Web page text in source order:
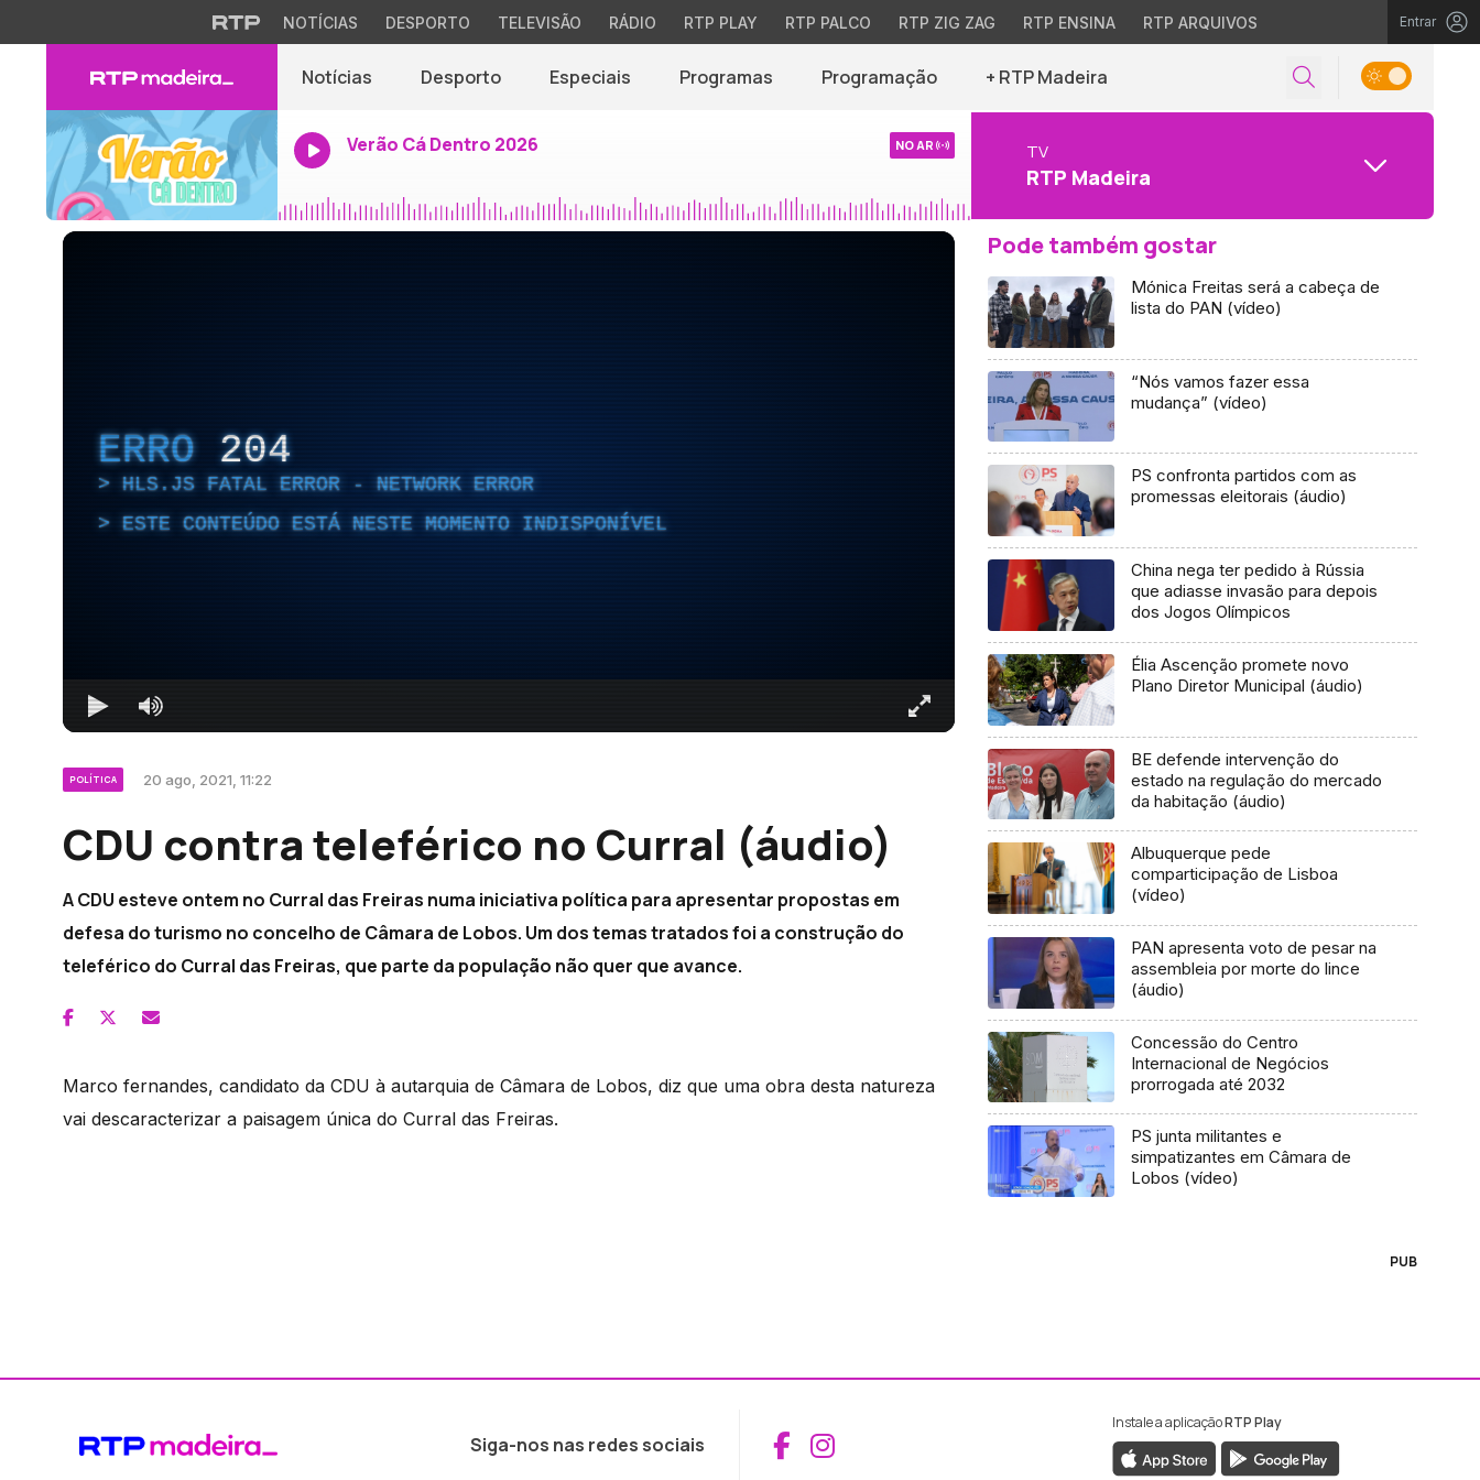
NOTÍCIAS DESPORTO TELEVISÃO RÁDIO RTP PLAY RTP PALCO RTP ZIG ZAG RTP ENSINA RTP ARQUIVOS Entrar
Notícias Desporto Especiais Programas Programação + RTP Madeira
Verão Cá Dentro 2026 NO AR TV
RTP Madeira
ERRO 204
HLS.JS FATAL ERROR - NETWORK ERROR
ESTE CONTEÚDO ESTÁ NESTE MOMENTO INDISPONÍVEL
POLÍTICA 20 ago, 2021, 11:22
CDU contra teleférico no Curral (áudio)
A CDU esteve ontem no Curral das Freiras numa iniciativa política para apresentar propostas em
defesa do turismo no concelho de Câmara de Lobos. Um dos temas tratados foi a construção do
teleférico do Curral das Freiras, que parte da população não quer que avance.
Marco fernandes, candidato da CDU à autarquia de Câmara de Lobos, diz que uma obra desta natureza
vai descaracterizar a paisagem única do Curral das Freiras.
Pode também gostar
Mónica Freitas será a cabeça de
lista do PAN (vídeo)
“Nós vamos fazer essa
mudança” (vídeo)
PS confronta partidos com as
promessas eleitorais (áudio)
China nega ter pedido à Rússia
que adiasse invasão para depois
dos Jogos Olímpicos
Élia Ascenção promete novo
Plano Diretor Municipal (áudio)
BE defende intervenção do
estado na regulação do mercado
da habitação (áudio)
Albuquerque pede
comparticipação de Lisboa
(vídeo)
PAN apresenta voto de pesar na
assembleia por morte do lince
(áudio)
Concessão do Centro
Internacional de Negócios
prorrogada até 2032
PS junta militantes e
simpatizantes em Câmara de
Lobos (vídeo)
PUB
Siga-nos nas redes sociais Aceder ao Facebook da RTP Madeira
Aceder ao Instagram da RTP Madeira
Instale a aplicaçãoRTP Play